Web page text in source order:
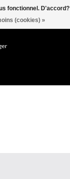
fonctionnel. D'accord?
(cookies) »